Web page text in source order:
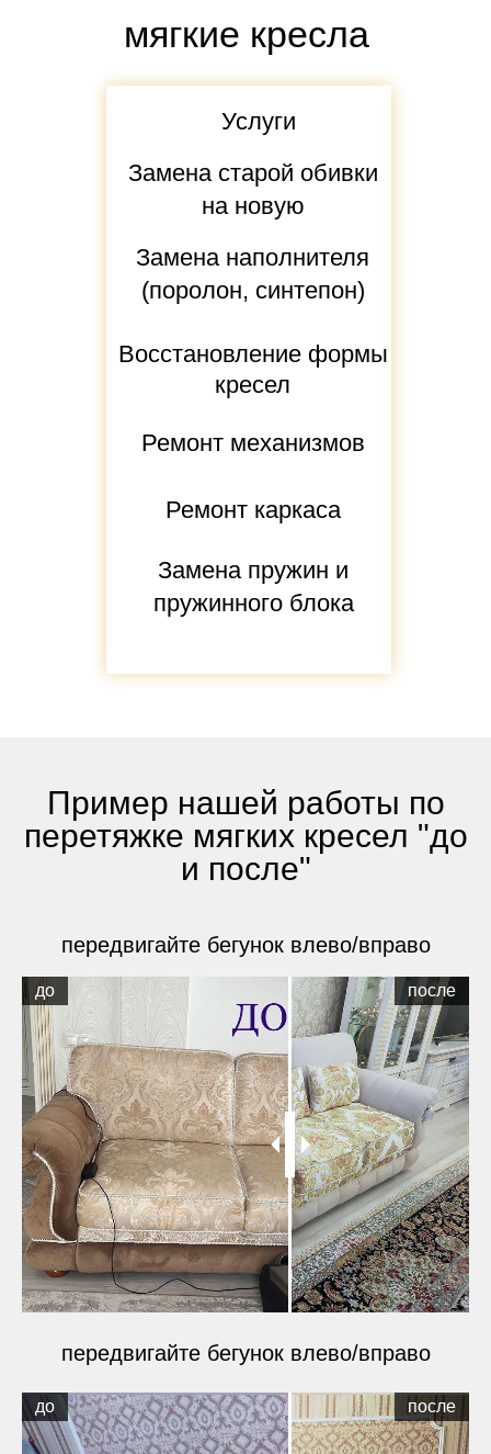
мягкие кресла
Замена наполнителя
(поролон, синтепон)
Услуги
Восстановление формы
кресел
Ремонт механизмов
Ремонт каркаса
Замена пружин и
пружинного блока
Замена старой обивки
на новую
Пример нашей работы по
перетяжке мягких кресел "до
и после"
передвигайте бегунок влево/вправо
до после
передвигайте бегунок влево/вправо
до после